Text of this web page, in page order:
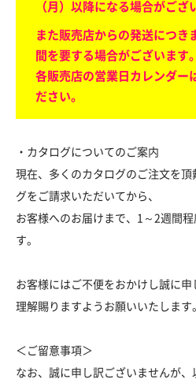
（月）以降になる場合がござ
また販売店からの発送につき
間を要する場合がございます。
各販売店の営業日カレンダー
ださい。
・カタログについてのご案内
現在、多くのカタログのご注文を
グをご請求いただいてから、
お客様へのお届けまで、1～2週間
す。
お客様にはご不便をおかけし誠に
理解賜りますようお願いいたします
＜ご留意事項＞
なお、誠に申し訳ございませんが